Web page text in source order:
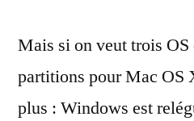
Mais si on veut trois
partitions pour Mac OS
plus : Windows est